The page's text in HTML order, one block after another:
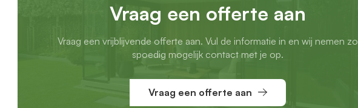
Vraag een offerte aan
Vraag een vrijblijvende offerte aan. Vul de informatie in en wij nemen zo
spoedig mogelijk contact met je op.
Vraag een offerte aan